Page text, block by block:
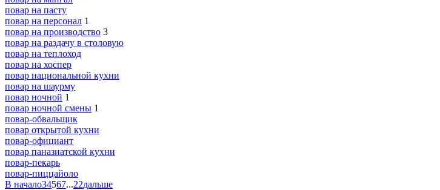
повар на пасту
повар на персонал 1
повар на производство 3
повар на раздачу в столовую
повар на теплоход
повар на хоспер
повар национальной кухни
повар на шаурму
повар ночной 1
повар ночной смены 1
повар-обвальщик
повар открытой кухни
повар-официант
повар паназиатской кухни
повар-пекарь
повар-пиццайоло
В начало34567...22дальше